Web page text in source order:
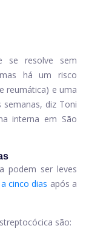
se resolve sem
há um risco
reumática) e uma
diz Toni
interna em São
podem ser leves
cinco dias após a
são: